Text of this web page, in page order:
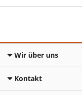
Wir über uns
Kontakt